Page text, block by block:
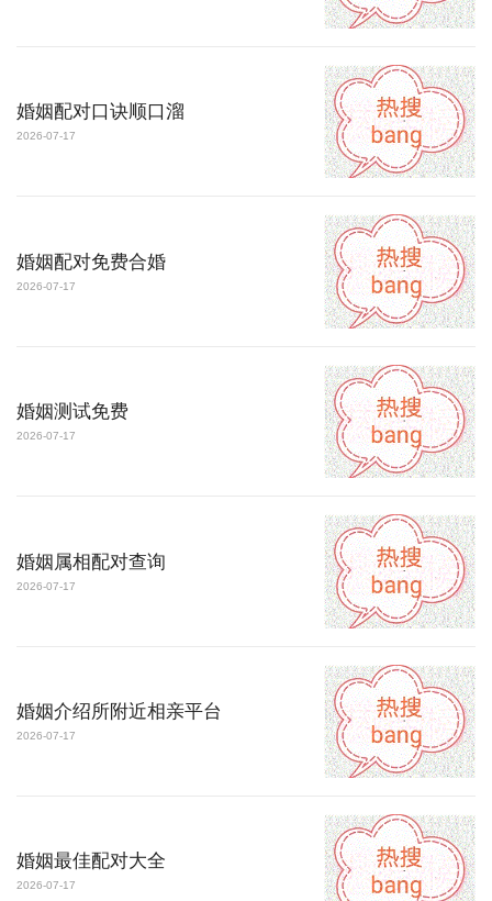
婚姻配对口诀顺口溜
2026-07-17
婚姻配对免费合婚
2026-07-17
婚姻测试免费
2026-07-17
婚姻属相配对查询
2026-07-17
婚姻介绍所附近相亲平台
2026-07-17
婚姻最佳配对大全
2026-07-17